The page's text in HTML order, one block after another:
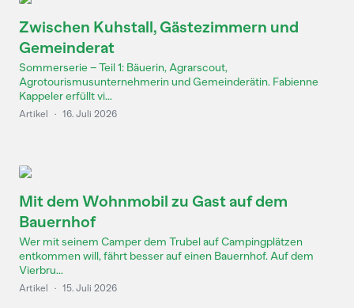
Zwischen Kuhstall, Gästezimmern und
Gemeinderat
Sommerserie – Teil 1: Bäuerin, Agrarscout,
Agrotourismusunternehmerin und Gemeinderätin. Fabienne
Kappeler erfüllt vi...
Artikel · 16. Juli 2026
Mit dem Wohnmobil zu Gast auf dem
Bauernhof
Wer mit seinem Camper dem Trubel auf Campingplätzen
entkommen will, fährt besser auf einen Bauernhof. Auf dem
Vierbru...
Artikel · 15. Juli 2026